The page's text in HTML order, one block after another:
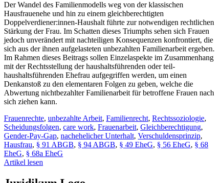
Der Wandel des Familienmodells weg von der klassischen
Hausfrauenehe und hin zu einem gleichberechtigten
Doppelverdiener:innen-Haushalt führte zur notwendigen rechtlichen
Stärkung der Frau. Im Schatten dieses Triumphs sehen sich Frauen
jedoch unverändert mit nachteiligen Konsequenzen konfrontiert, die
sich aus der ihnen aufgelasteten unbezahlten Familienarbeit ergeben.
Im Rahmen dieses Beitrags sollen Einzelaspekte im Zusammenhang
mit der Rechtsstellung der haushaltsführenden oder teil-
haushaltsführenden Ehefrau aufgegriffen werden, um einen
Denkanstoß zu den elementaren Folgen zu geben, welche die
Abwertung nichtbezahlter Familienarbeit für betroffene Frauen nach
sich ziehen kann.
Frauenrechte, unbezahlte Arbeit, Familienrecht, Rechtssoziologie,
Scheidungsfolgen, care work, Frauenarbeit, Gleichberechtigung,
Gender-Pay-Gap, nachehelicher Unterhalt, Verschuldensprinzip,
Hausfrau, § 91 ABGB, § 94 ABGB, § 49 EheG, § 56 EheG, § 68
EheG, § 68a EheG
Artikel lesen